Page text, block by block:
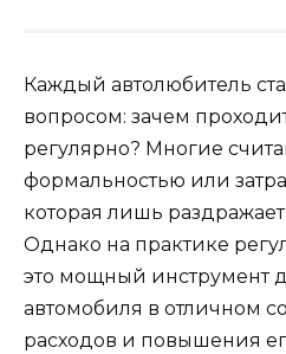
Каждый автолюбитель
вопросом: зачем
регулярно? Многие
формальностью или
которая лишь
Однако на практике
это мощный инструмент
автомобиля в отличном
расходов и повышения